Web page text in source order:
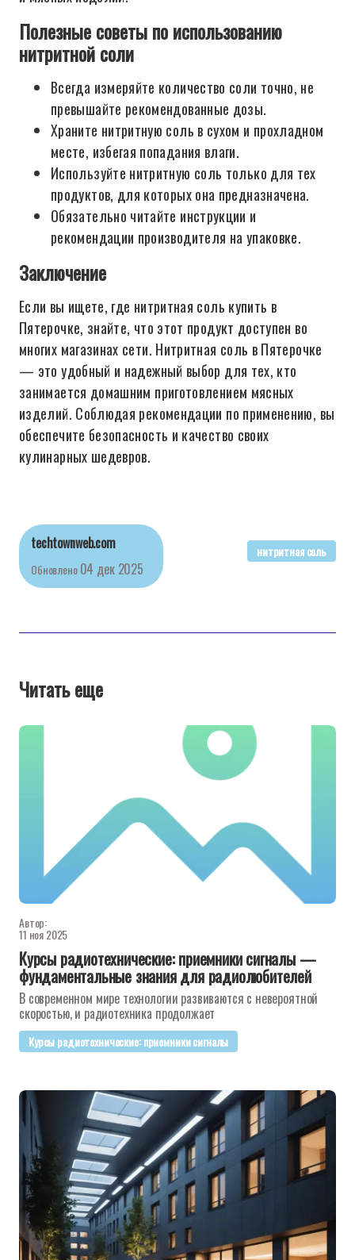
Полезные советы по использованию
нитритной соли
Всегда измеряйте количество соли точно, не
превышайте рекомендованные дозы.
Храните нитритную соль в сухом и прохладном
месте, избегая попадания влаги.
Используйте нитритную соль только для тех
продуктов, для которых она предназначена.
Обязательно читайте инструкции и
рекомендации производителя на упаковке.
Заключение
Если вы ищете, где нитритная соль купить в
Пятерочке, знайте, что этот продукт доступен во
многих магазинах сети. Нитритная соль в Пятерочке
— это удобный и надежный выбор для тех, кто
занимается домашним приготовлением мясных
изделий. Соблюдая рекомендации по применению, вы
обеспечите безопасность и качество своих
кулинарных шедевров.
techtownweb.com
Обновлено 04 дек 2025
нитритная соль
Читать еще
Автор:
11 ноя 2025
Курсы радиотехнические: приемники сигналы —
фундаментальные знания для радиолюбителей
В современном мире технологии развиваются с невероятной
скоростью, и радиотехника продолжает
Курсы радиотехнические: приемники сигналы